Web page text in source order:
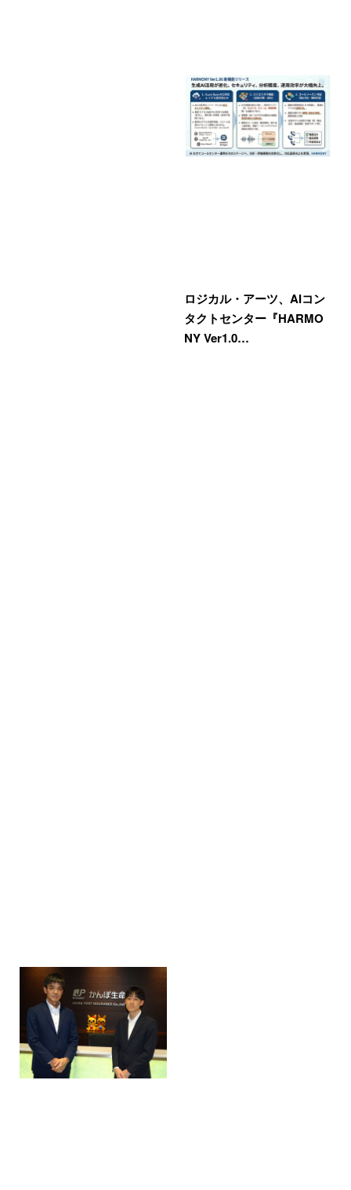
ロジカル・アーツ、AIコン
タクトセンター『HARMO
NY Ver1.0…